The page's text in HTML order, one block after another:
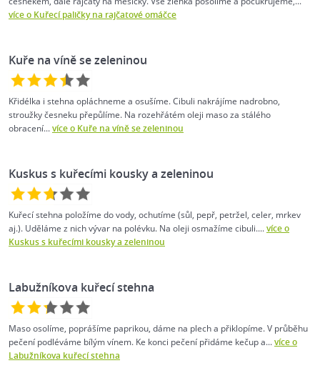
více o Kuřecí paličky na rajčatové omáčce
Kuře na víně se zeleninou
Křidélka i stehna opláchneme a osušíme. Cibuli nakrájíme nadrobno,
stroužky česneku přepůlíme. Na rozehřátém oleji maso za stálého
obracení...více o Kuře na víně se zeleninou
Kuskus s kuřecími kousky a zeleninou
Kuřecí stehna položíme do vody, ochutíme (sůl, pepř, petržel, celer, mrkev
aj.). Uděláme z nich vývar na polévku. Na oleji osmažíme cibuli....více o
Kuskus s kuřecími kousky a zeleninou
Labužníkova kuřecí stehna
Maso osolíme, poprášíme paprikou, dáme na plech a přiklopíme. V průběhu
pečení podléváme bílým vínem. Ke konci pečení přidáme kečup a...více o
Labužníkova kuřecí stehna